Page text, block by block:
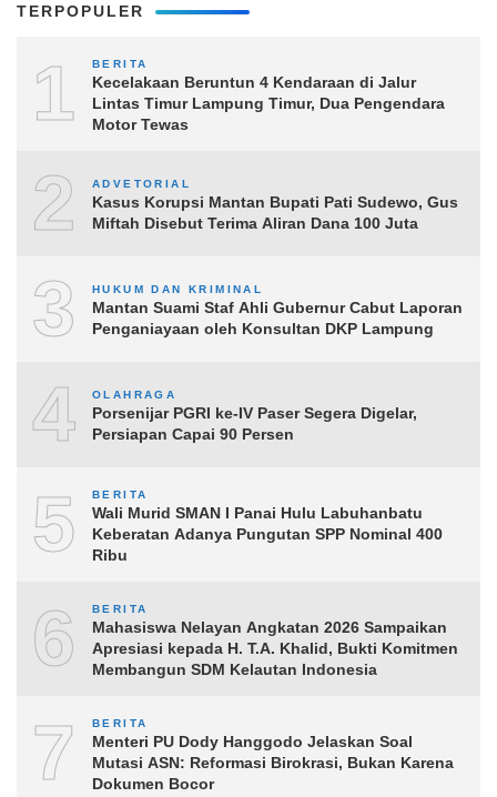
TERPOPULER
1 BERITA
Kecelakaan Beruntun 4 Kendaraan di Jalur
Lintas Timur Lampung Timur, Dua Pengendara
Motor Tewas
2 ADVETORIAL
Kasus Korupsi Mantan Bupati Pati Sudewo, Gus
Miftah Disebut Terima Aliran Dana 100 Juta
3 HUKUM DAN KRIMINAL
Mantan Suami Staf Ahli Gubernur Cabut Laporan
Penganiayaan oleh Konsultan DKP Lampung
4 OLAHRAGA
Porsenijar PGRI ke-IV Paser Segera Digelar,
Persiapan Capai 90 Persen
5 BERITA
Wali Murid SMAN I Panai Hulu Labuhanbatu
Keberatan Adanya Pungutan SPP Nominal 400
Ribu
6 BERITA
Mahasiswa Nelayan Angkatan 2026 Sampaikan
Apresiasi kepada H. T.A. Khalid, Bukti Komitmen
Membangun SDM Kelautan Indonesia
7 BERITA
Menteri PU Dody Hanggodo Jelaskan Soal
Mutasi ASN: Reformasi Birokrasi, Bukan Karena
Dokumen Bocor